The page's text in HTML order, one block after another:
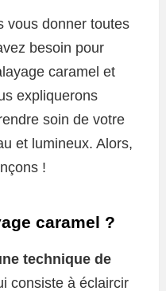
vous donner toutes
besoin pour
caramel et
expliquerons
soin de votre
et lumineux. Alors,
!
caramel ?
technique de
consiste à éclaircir